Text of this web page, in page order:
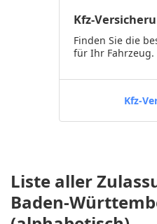
Kfz-
Finden Sie die
für Ihr Fahrzeug.
Kfz-
Liste aller
Baden-